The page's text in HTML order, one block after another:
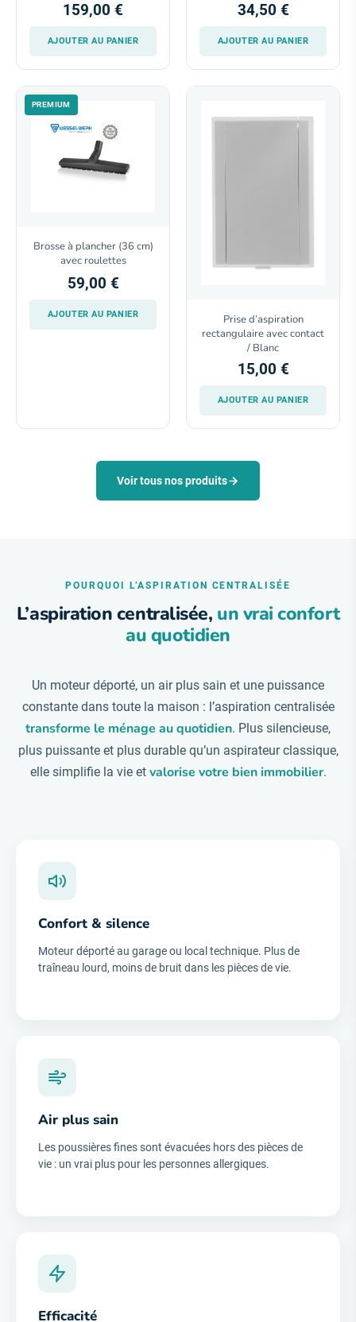
159,00 €
AJOUTER AU PANIER
34,50 €
AJOUTER AU PANIER
PREMIUM
Brosse à plancher (36 cm)
avec roulettes
59,00 €
AJOUTER AU PANIER
Prise d’aspiration
rectangulaire avec contact
/ Blanc
15,00 €
AJOUTER AU PANIER
Voir tous nos produits
POURQUOI L’ASPIRATION CENTRALISÉE
L’aspiration centralisée, un vrai confort
au quotidien
Un moteur déporté, un air plus sain et une puissance
constante dans toute la maison : l’aspiration centralisée
transforme le ménage au quotidien. Plus silencieuse,
plus puissante et plus durable qu’un aspirateur classique,
elle simplifie la vie et valorise votre bien immobilier.
Confort & silence
Moteur déporté au garage ou local technique. Plus de
traîneau lourd, moins de bruit dans les pièces de vie.
Air plus sain
Les poussières fines sont évacuées hors des pièces de
vie : un vrai plus pour les personnes allergiques.
Efficacité